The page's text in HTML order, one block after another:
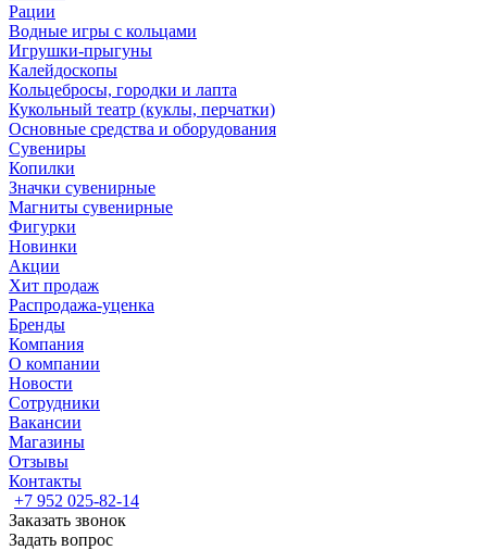
Рации
Водные игры с кольцами
Игрушки-прыгуны
Калейдоскопы
Кольцебросы, городки и лапта
Кукольный театр (куклы, перчатки)
Основные средства и оборудования
Сувениры
Копилки
Значки сувенирные
Магниты сувенирные
Фигурки
Новинки
Акции
Хит продаж
Распродажа-уценка
Бренды
Компания
О компании
Новости
Сотрудники
Вакансии
Магазины
Отзывы
Контакты
+7 952 025-82-14
Заказать звонок
Задать вопрос